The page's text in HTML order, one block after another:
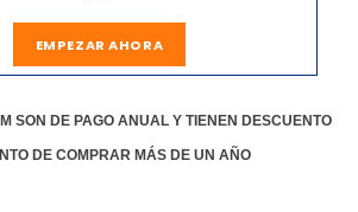
EMPEZAR AHORA
SON DE PAGO ANUAL Y TIENEN DESCUENTO
DE COMPRAR MÁS DE UN AÑO